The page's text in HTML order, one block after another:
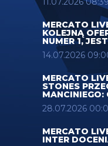
MERCATO
KOLEJNĄ
NUMER 1,
14.07.2026
MERCATO
STONES
MANCINIEGO:
28.07.2026
MERCATO
INTER